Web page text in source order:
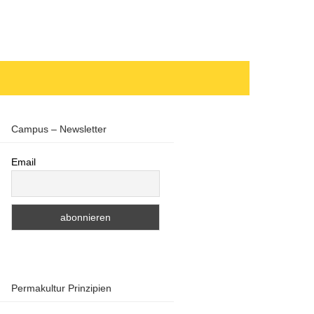
Campus – Newsletter
Email
Permakultur Prinzipien